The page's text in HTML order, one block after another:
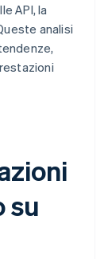
API, la
analisi
su